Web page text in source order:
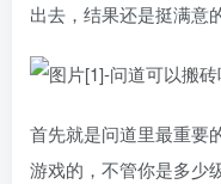
出去，结果还是挺满意
首先就是问道里最重要
游戏的，不管你是多少